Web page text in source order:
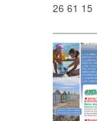
26 61 15